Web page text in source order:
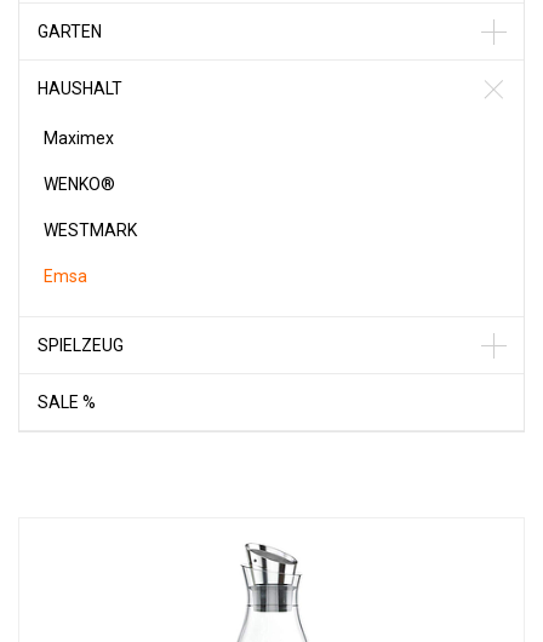
GARTEN
HAUSHALT
Maximex
WENKO®
WESTMARK
Emsa
SPIELZEUG
SALE %